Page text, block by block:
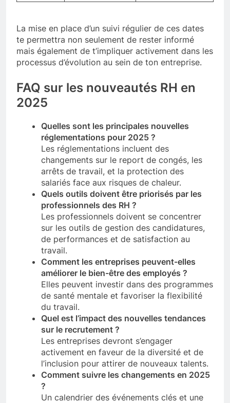
La mise en place d’un suivi régulier de ces dates
te permettra non seulement de rester informé
mais également de t’impliquer activement dans les
processus d’évolution au sein de ton entreprise.
FAQ sur les nouveautés RH en
2025
Quelles sont les principales nouvelles
réglementations pour 2025 ?
Les réglementations incluent des
changements sur le report de congés, les
arrêts de travail, et la protection des
salariés face aux risques de chaleur.
Quels outils doivent être priorisés par les
professionnels des RH ?
Les professionnels doivent se concentrer
sur les outils de gestion des candidatures,
de performances et de satisfaction au
travail.
Comment les entreprises peuvent-elles
améliorer le bien-être des employés ?
Elles peuvent investir dans des programmes
de santé mentale et favoriser la flexibilité
du travail.
Quel est l’impact des nouvelles tendances
sur le recrutement ?
Les entreprises devront s’engager
activement en faveur de la diversité et de
l’inclusion pour attirer de nouveaux talents.
Comment suivre les changements en 2025
?
Un calendrier des événements clés et une